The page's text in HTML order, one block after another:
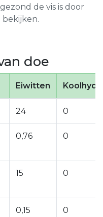
de vis is door
doe
Eiwitten
24 0
0,76 0
15 0
0,15 0